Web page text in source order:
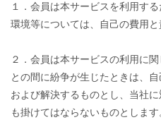
１．会員は本サービスを利用す
環境等については、自己の費用と
２．会員は本サービスの利用に
との間に紛争が生じたときは、
および解決するものとし、当社
も掛けてはならないものとします